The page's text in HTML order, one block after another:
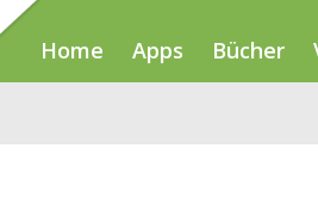
Home Apps Bücher